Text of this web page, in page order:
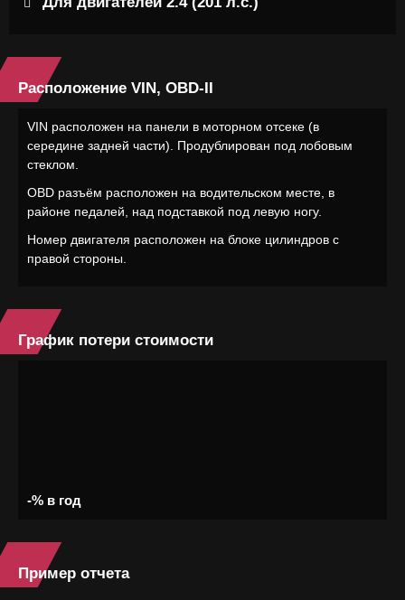
Расположение VIN, OBD-II
VIN расположен на панели в моторном отсеке (в
середине задней части). Продублирован под лобовым
стеклом.
OBD разъём расположен на водительском месте, в
районе педалей, над подставкой под левую ногу.
Номер двигателя расположен на блоке цилиндров с
правой стороны.
График потери стоимости
-% в год
Пример отчета